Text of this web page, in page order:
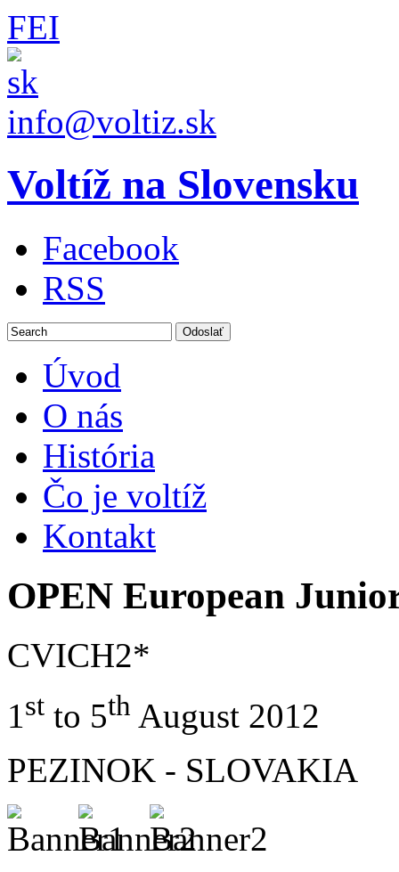
FEI
info@voltiz.sk
Voltíž na Slovensku
Facebook
RSS
Úvod
O nás
História
Čo je voltíž
Kontakt
OPEN European
CVICH2*
1st to 5th August 2012
PEZINOK - SLOVAKIA